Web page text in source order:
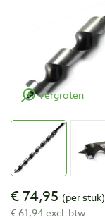
vergroten
€ 74,95 (per stuk)
€ 61,94 excl. btw